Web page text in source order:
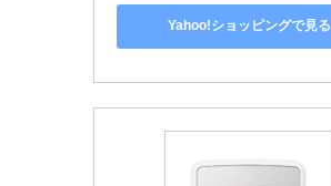
Yahoo!ショッピングで見る